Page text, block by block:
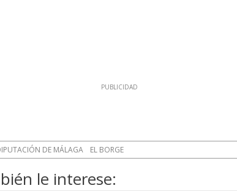
DE MÁLAGA EL BORGE
le interese: